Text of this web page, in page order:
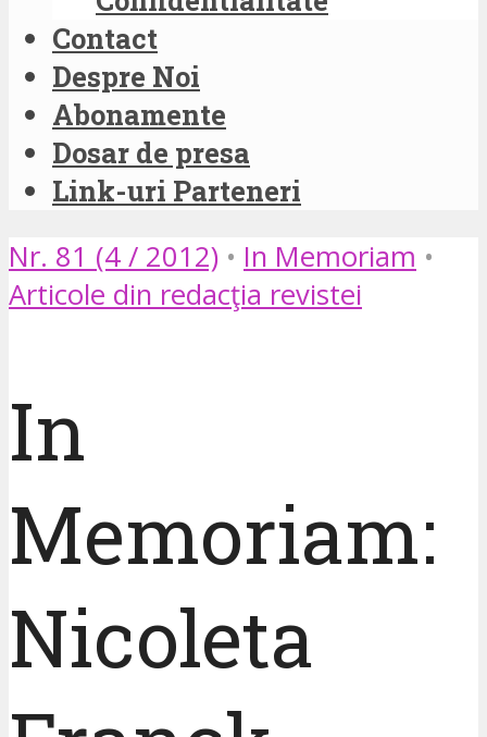
Contact
Despre Noi
Abonamente
Dosar de presa
Link-uri Parteneri
Nr. 81 (4 / 2012) • In Memoriam •
Articole din redacţia revistei
In
Memoriam:
Nicoleta